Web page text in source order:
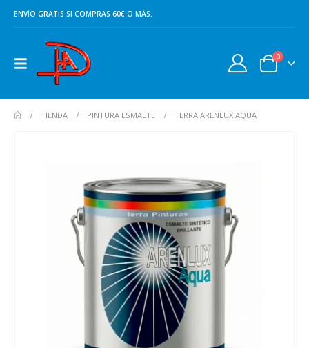
ENVÍO GRATIS SI COMPRAS 60€ O MÁS.
0
TIENDA PINTURA ESMALTE TERRA ARENLUX AQUA